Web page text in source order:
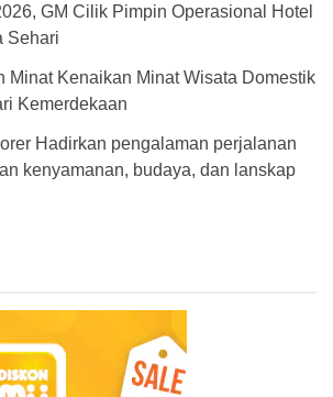
GM Cilik Pimpin Operasional Hotel
Sehari
Minat Kenaikan Minat Wisata Domestik
Kemerdekaan
Hadirkan pengalaman perjalanan
kenyamanan, budaya, dan lanskap